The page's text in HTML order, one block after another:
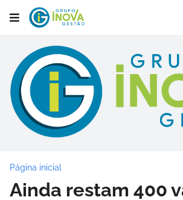
Página inicial
Ainda restam 400